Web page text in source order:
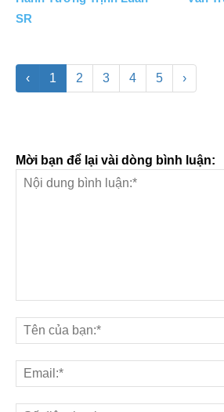
SR
‹ 1 2 3 4 5 ›
Mời bạn để lại vài dòng bình luận: